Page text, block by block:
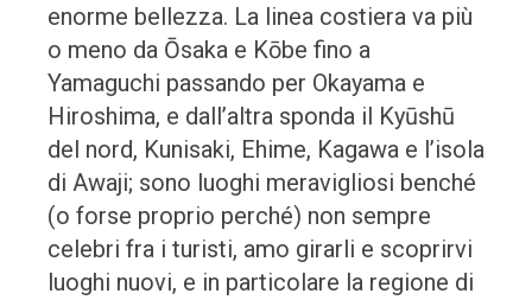
enorme bellezza. La linea costiera va più
o meno da Ōsaka e Kōbe fino a
Yamaguchi passando per Okayama e
Hiroshima, e dall’altra sponda il Kyūshū
del nord, Kunisaki, Ehime, Kagawa e l’isola
di Awaji; sono luoghi meravigliosi benché
(o forse proprio perché) non sempre
celebri fra i turisti, amo girarli e scoprirvi
luoghi nuovi, e in particolare la regione di